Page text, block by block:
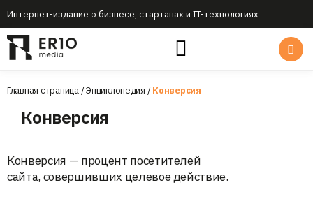
Интернет-издание о бизнесе, стартапах и IT-технологиях
Главная страница/Энциклопедия /Конверсия
Конверсия
Конверсия — процент посетителей
сайта, совершивших целевое действие.